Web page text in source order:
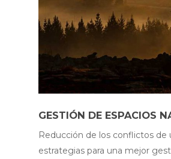
GESTIÓN DE ESPACIOS
Reducción de los conflictos de
estrategias para una mejor